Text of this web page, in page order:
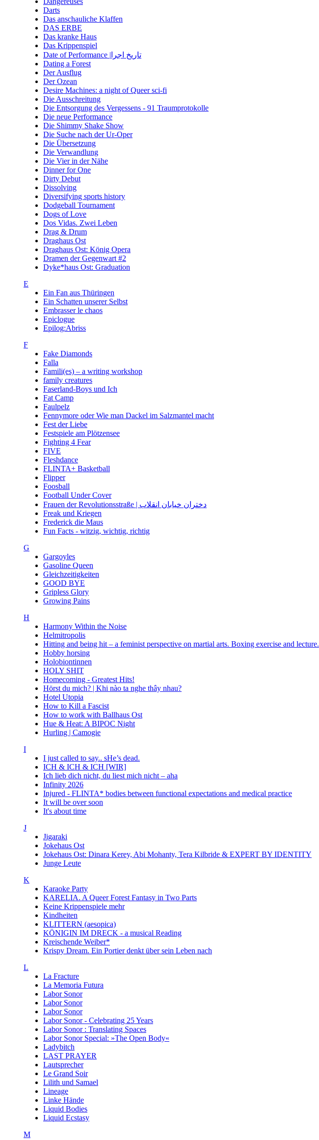
Darts
Das anschauliche Klaffen
DAS ERBE
Das kranke Haus
Das Krippenspiel
Date of Performance |تاریخ اجرا
Dating a Forest
Der Ausflug
Der Ozean
Desire Machines: a night of Queer sci-fi
Die Ausschreitung
Die Entsorgung des Vergessens - 91 Traumprotokolle
Die neue Performance
Die Shimmy Shake Show
Die Suche nach der Ur-Oper
Die Übersetzung
Die Verwandlung
Die Vier in der Nähe
Dinner for One
Dirty Debut
Dissolving
Diversifying sports history
Dodgeball Tournament
Dogs of Love
Dos Vidas. Zwei Leben
Drag & Drum
Draghaus Ost
Draghaus Ost: König Opera
Dramen der Gegenwart #2
Dyke*haus Ost: Graduation
E
Ein Fan aus Thüringen
Ein Schatten unserer Selbst
Embrasser le chaos
Epiclogue
Epilog:Abriss
F
Fake Diamonds
Falla
Famili(es) – a writing workshop
family creatures
Faserland-Boys und Ich
Fat Camp
Faulpelz
Fennymore oder Wie man Dackel im Salzmantel macht
Fest der Liebe
Festspiele am Plötzensee
Fighting 4 Fear
FIVE
Fleshdance
FLINTA+ Basketball
Flipper
Foosball
Football Under Cover
Frauen der Revolutionsstraße | دختران خیابان انقلاب
Freak und Kriegen
Frederick die Maus
Fun Facts - witzig, wichtig, richtig
G
Gargoyles
Gasoline Queen
Gleichzeitigkeiten
GOOD BYE
Gripless Glory
Growing Pains
H
Harmony Within the Noise
Helmitropolis
Hitting and being hit – a feminist perspective on martial arts. Boxing exercise and lecture.
Hobby horsing
Holobiontinnen
HOLY SHIT
Homecoming - Greatest Hits!
Hörst du mich? | Khi nào ta nghe thây nhau?
Hotel Utopia
How to Kill a Fascist
How to work with Ballhaus Ost
Hue & Heat: A BIPOC Night
Hurling | Camogie
I
I just called to say.. sHe’s dead.
ICH & ICH & ICH [WIR]
Ich lieb dich nicht, du liest mich nicht – aha
Infinity 2026
Injured - FLINTA* bodies between functional expectations and medical practice
It will be over soon
It's about time
J
Jigaraki
Jokehaus Ost
Jokehaus Ost: Dinara Kerey, Abi Mohanty, Tera Kilbride & EXPERT BY IDENTITY
Junge Leute
K
Karaoke Party
KARELIA. A Queer Forest Fantasy in Two Parts
Keine Krippenspiele mehr
Kindheiten
KLITTERN (aesopica)
KÖNIGIN IM DRECK - a musical Reading
Kreischende Weiber*
Krispy Dream. Ein Portier denkt über sein Leben nach
L
La Fracture
La Memoria Futura
Labor Sonor
Labor Sonor
Labor Sonor
Labor Sonor - Celebrating 25 Years
Labor Sonor : Translating Spaces
Labor Sonor Special: »The Open Body«
Ladybitch
LAST PRAYER
Lautsprecher
Le Grand Soir
Lilith und Samael
Lineage
Linke Hände
Liquid Bodies
Liquid Ecstasy
M